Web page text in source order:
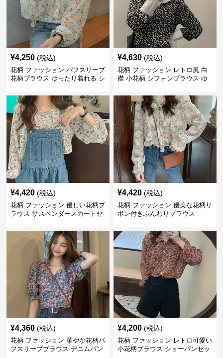
¥4,250 (税込)
花柄 ファッション パフスリーブ
花柄ブラウス ゆったり着れる シ
¥4,630 (税込)
花柄 ファッション レトロ風 白
襟 小花柄 シフォンブラウス ゆ
¥4,420 (税込)
花柄 ファッション 優しい花柄ブ
ラウス サスペンダースカートセ
¥4,420 (税込)
花柄 ファッション 優美な花柄リ
ボン付きふんわりブラウス
¥4,360 (税込)
花柄 ファッション 華やか花柄パ
フスリーブブラウス デニムパン
¥4,200 (税込)
花柄 ファッション レトロ可愛い
小花柄ブラウス ショーパンセッ